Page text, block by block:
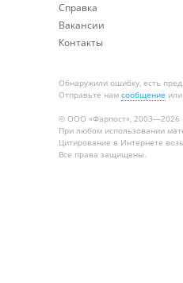
Справка
Вакансии
Контакты
Обнаружили ошибку, есть
Отправьте нам сообщение
© ООО «Фарпост», 2003—2026
При любом использовании
Цитирование в Интернете
Все права защищены.